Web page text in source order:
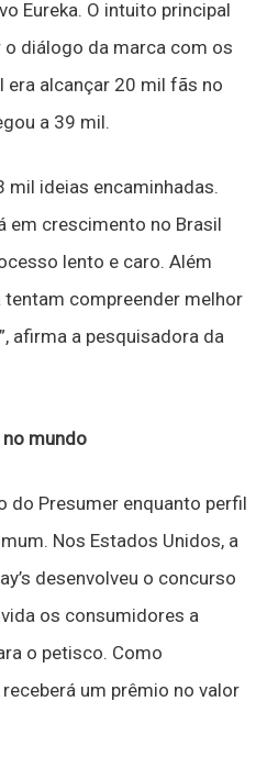
Eureka. O intuito principal
diálogo da marca com os
era alcançar 20 mil fãs no
a 39 mil.
ideias encaminhadas.
em crescimento no Brasil
lento e caro. Além
tentam compreender melhor
afirma a pesquisadora da
mundo
do Presumer enquanto perfil
Nos Estados Unidos, a
desenvolveu o concurso
os consumidores a
o petisco. Como
um prêmio no valor